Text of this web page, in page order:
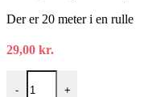
Der er 20 meter i en rulle
29,00 kr.
-
Alu tape til dampspærre
+